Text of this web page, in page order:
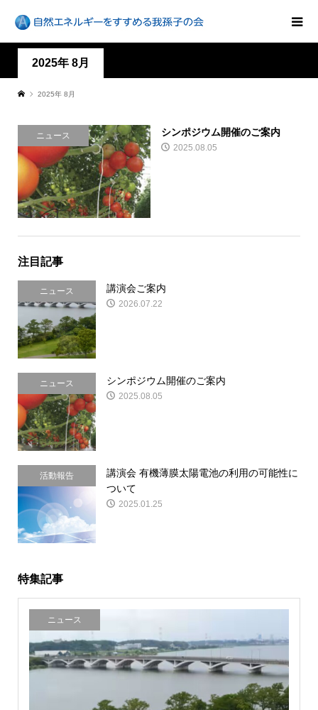
2025年 8月
2025年 8月
ニュース シンポジウム開催のご案内
2025.08.05
注目記事
ニュース 講演会ご案内
2026.07.22
ニュース シンポジウム開催のご案内
2025.08.05
活動報告
講演会 有機薄膜太陽電池の利用の可能性に
ついて
2025.01.25
特集記事
ニュース